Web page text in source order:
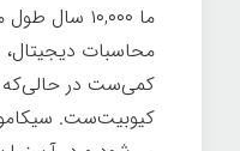
ما ۱۰,۰۰۰
محاسبات
کمی‌ست در حالی‌که